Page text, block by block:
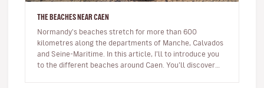
THE BEACHES NEAR CAEN
Normandy's beaches stretch for more than 600
kilometres along the departments of Manche, Calvados
and Seine-Maritime. In this article, I’ll to introduce you
to the different beaches around Caen. You’ll discover